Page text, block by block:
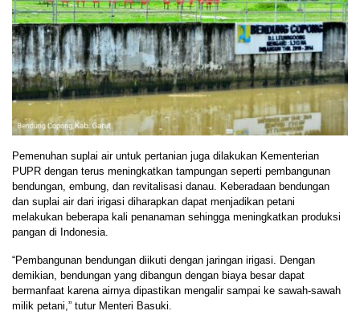
Pemenuhan suplai air untuk pertanian juga dilakukan Kementerian
PUPR dengan terus meningkatkan tampungan seperti pembangunan
bendungan, embung, dan revitalisasi danau. Keberadaan bendungan
dan suplai air dari irigasi diharapkan dapat menjadikan petani
melakukan beberapa kali penanaman sehingga meningkatkan produksi
pangan di Indonesia.
“Pembangunan bendungan diikuti dengan jaringan irigasi. Dengan
demikian, bendungan yang dibangun dengan biaya besar dapat
bermanfaat karena airnya dipastikan mengalir sampai ke sawah-sawah
milik petani,” tutur Menteri Basuki.